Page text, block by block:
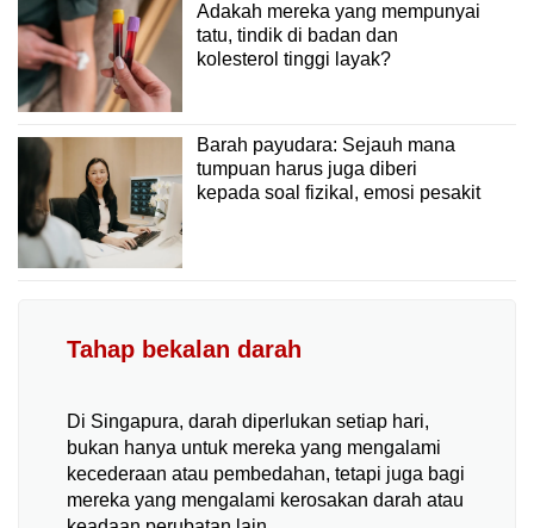
Adakah mereka yang mempunyai
tatu, tindik di badan dan
kolesterol tinggi layak?
Barah payudara: Sejauh mana
tumpuan harus juga diberi
kepada soal fizikal, emosi pesakit
Tahap bekalan darah
Di Singapura, darah diperlukan setiap hari,
bukan hanya untuk mereka yang mengalami
kecederaan atau pembedahan, tetapi juga bagi
mereka yang mengalami kerosakan darah atau